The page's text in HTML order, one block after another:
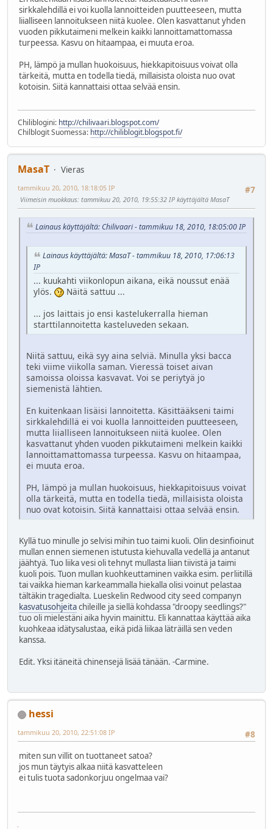
sirkkalehdillä ei voi kuolla lannoitteiden puutteeseen, mutta
liialliseen lannoitukseen niitä kuolee. Olen kasvattanut yhden
vuoden pikkutaimeni melkein kaikki lannoittamattomassa
turpeessa. Kasvu on hitaampaa, ei muuta eroa.
PH, lämpö ja mullan huokoisuus, hiekkapitoisuus voivat olla
tärkeitä, mutta en todella tiedä, millaisista oloista nuo ovat
kotoisin. Siitä kannattaisi ottaa selvää ensin.
Chiliblogini: http://chilivaari.blogspot.com/
Chilblogit Suomessa: http://chiliblogit.blogspot.fi/
MasaT
Vieras
#7
tammikuu 20, 2010, 18:18:05 IP
Viimeisin muokkaus: tammikuu 20, 2010, 19:55:32 IP käyttäjältä MasaT
Lainaus käyttäjältä: Chilivaari - tammikuu 18, 2010, 18:05:00 IP
Lainaus käyttäjältä: MasaT - tammikuu 18, 2010, 17:06:13
IP
... kuukahti viikonlopun aikana, eikä noussut enää
ylös.
Näitä sattuu ...
... jos laittais jo ensi kastelukerralla hieman
starttilannoitetta kasteluveden sekaan.
Niitä sattuu, eikä syy aina selviä. Minulla yksi bacca
teki viime viikolla saman. Vieressä toiset aivan
samoissa oloissa kasvavat. Voi se periytyä jo
siemenistä lähtien.
En kuitenkaan lisäisi lannoitetta. Käsittääkseni taimi
sirkkalehdillä ei voi kuolla lannoitteiden puutteeseen,
mutta liialliseen lannoitukseen niitä kuolee. Olen
kasvattanut yhden vuoden pikkutaimeni melkein kaikki
lannoittamattomassa turpeessa. Kasvu on hitaampaa,
ei muuta eroa.
PH, lämpö ja mullan huokoisuus, hiekkapitoisuus voivat
olla tärkeitä, mutta en todella tiedä, millaisista oloista
nuo ovat kotoisin. Siitä kannattaisi ottaa selvää ensin.
Kyllä tuo minulle jo selvisi mihin tuo taimi kuoli. Olin desinfioinut
mullan ennen siemenen istutusta kiehuvalla vedellä ja antanut
jäähtyä. Tuo liika vesi oli tehnyt mullasta liian tiivistä ja taimi
kuoli pois. Tuon mullan kuohkeuttaminen vaikka esim. perliitillä
tai vaikka hieman karkeammalla hiekalla olisi voinut pelastaa
tältäkin tragedialta. Lueskelin Redwood city seed companyn
kasvatusohjeitachileille ja siellä kohdassa "droopy seedlings?"
tuo oli mielestäni aika hyvin mainittu. Eli kannattaa käyttää aika
kuohkeaa idätysalustaa, eikä pidä liikaa läträillä sen veden
kanssa.
Edit. Yksi itäneitä chinensejä lisää tänään. -Carmine.
hessi
#8
tammikuu 20, 2010, 22:51:08 IP
miten sun villit on tuottaneet satoa?
jos mun täytyis alkaa niitä kasvatteleen
ei tulis tuota sadonkorjuu ongelmaa vai?